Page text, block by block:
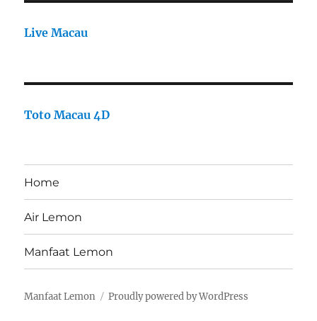
Live Macau
Toto Macau 4D
Home
Air Lemon
Manfaat Lemon
Manfaat Lemon Proudly powered by WordPress